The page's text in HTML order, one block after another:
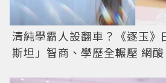
清純學霸人設翻車？《逐玉》
斯坦」智商、學歷全輾壓 網